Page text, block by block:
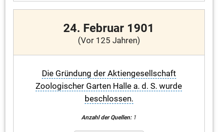
24. Februar 1901
(Vor 125 Jahren)
Die Gründung der Aktiengesellschaft
Zoologischer Garten Halle a. d. S. wurde
beschlossen.
Anzahl der Quellen:1